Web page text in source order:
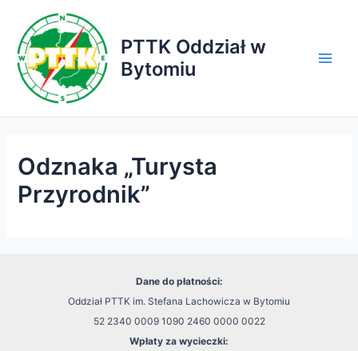
treści
PTTK Oddział w
Bytomiu
Odznaka „Turysta
Przyrodnik”
Dane do płatności:
Oddział PTTK im. Stefana Lachowicza w Bytomiu
52 2340 0009 1090 2460 0000 0022
Wpłaty za wycieczki: